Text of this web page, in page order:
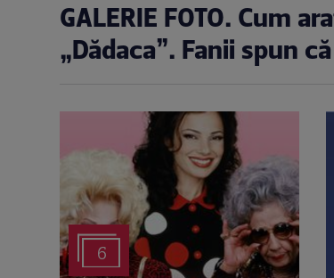
GALERIE FOTO. Cum
„Dădaca”. Fanii spun
6